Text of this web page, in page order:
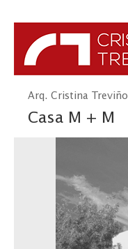
Arq. Cristina Treviño
Casa M + M